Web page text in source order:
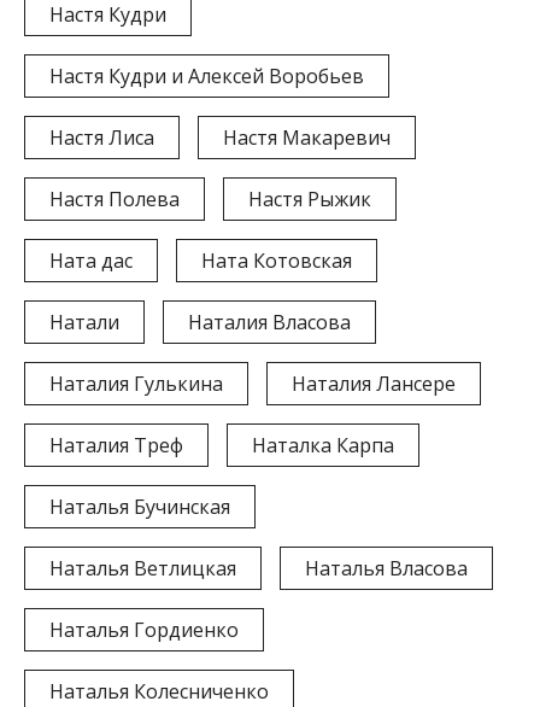
Настя Кудри
Настя Кудри и Алексей Воробьев
Настя Лиса Настя Макаревич
Настя Полева Настя Рыжик
Ната дас Ната Котовская
Натали Наталия Власова
Наталия Гулькина Наталия Лансере
Наталия Треф Наталка Карпа
Наталья Бучинская
Наталья Ветлицкая Наталья Власова
Наталья Гордиенко
Наталья Колесниченко